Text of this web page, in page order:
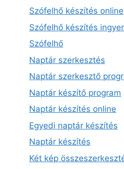
Szófelhő készítés online
Szófelhő készítés
Szófelhő
Naptár szerkesztés
Naptár szerkesztő
Naptár készítő program
Naptár készítés online
Egyedi naptár készítés
Naptár készítés
Két kép